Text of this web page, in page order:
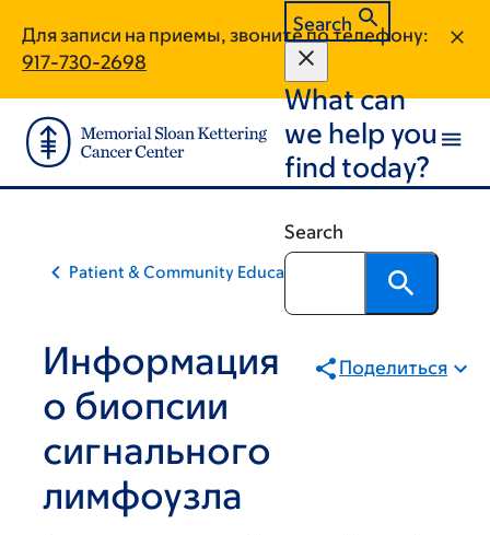
main
content
footer
Для записи на приемы, звоните по телефону:
917-730-2698
Search
What can
we help you
find today?
Search
Patient & Community Education
Информация
о биопсии
сигнального
лимфоузла
Поделиться